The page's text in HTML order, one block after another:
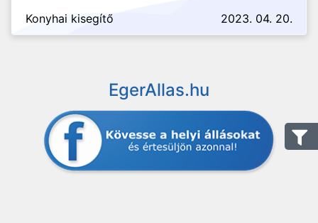
Konyhai kisegítő 2023. 04. 20.
EgerAllas.hu